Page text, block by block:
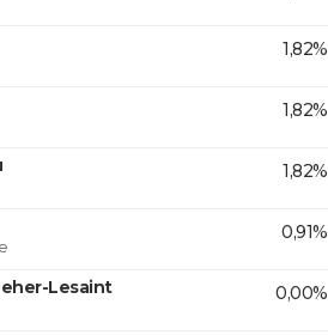
1,82%
1,82%
1,82%
0,91%
Lesaint 0,00%